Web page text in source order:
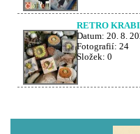
RETRO
Datum: 20. 8.
Fotografií: 24
Složek: 0